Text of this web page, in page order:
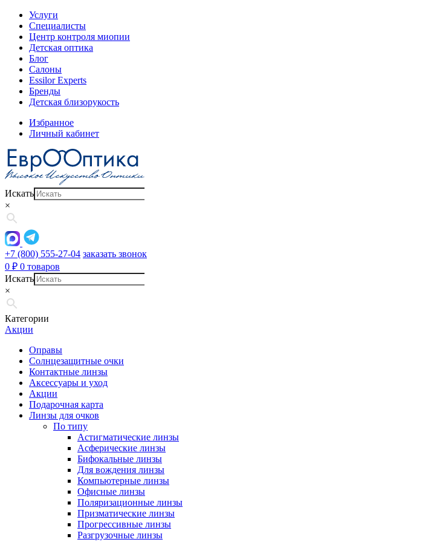
Услуги
Специалисты
Центр контроля миопии
Детская оптика
Блог
Салоны
Essilor Experts
Бренды
Детская близорукость
Избранное
Личный кабинет
Искать
×
+7 (800) 555-27-04 заказать звонок
0 ₽ 0 товаров
Искать
×
Категории
Акции
Оправы
Солнцезащитные очки
Контактные линзы
Аксессуары и уход
Акции
Подарочная карта
Линзы для очков
По типу
Астигматические линзы
Асферические линзы
Бифокальные линзы
Для вождения линзы
Компьютерные линзы
Офисные линзы
Поляризационные линзы
Призматические линзы
Прогрессивные линзы
Разгрузочные линзы